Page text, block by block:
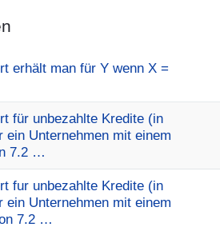
erhält man für Y wenn X =
für unbezahlte Kredite (in
ein Unternehmen mit einem
7.2 …
fur unbezahlte Kredite (in
ein Unternehmen mit einem
7.2 …